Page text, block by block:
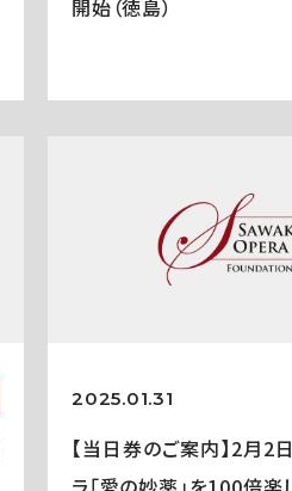
開始（徳島）
2025.01.31
【当日券のご案内】2月2